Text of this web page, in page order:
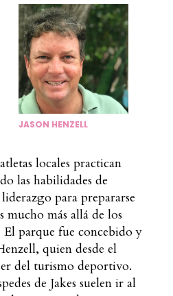
JASON HENZELL
locales practican
las habilidades de
para prepararse
mucho más allá de los
El parque fue concebido y
quien desde el
del turismo deportivo.
de Jakes suelen ir al